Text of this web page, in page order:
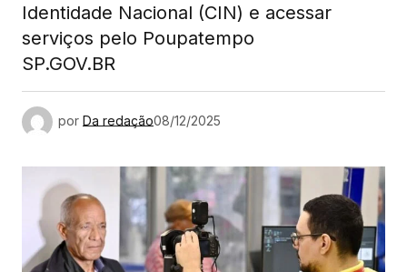
Identidade Nacional (CIN) e acessar
serviços pelo Poupatempo
SP.GOV.BR
por Da redação08/12/2025